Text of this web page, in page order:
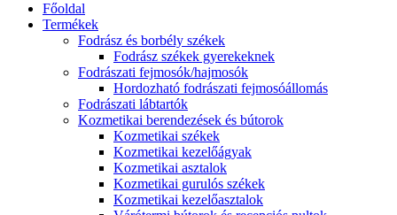
Főoldal
Termékek
Fodrász és borbély székek
Fodrász székek gyerekeknek
Fodrászati fejmosók/hajmosók
Hordozható fodrászati fejmosóállomás
Fodrászati lábtartók
Kozmetikai berendezések és bútorok
Kozmetikai székek
Kozmetikai kezelőágyak
Kozmetikai asztalok
Kozmetikai gurulós székek
Kozmetikai kezelőasztalok